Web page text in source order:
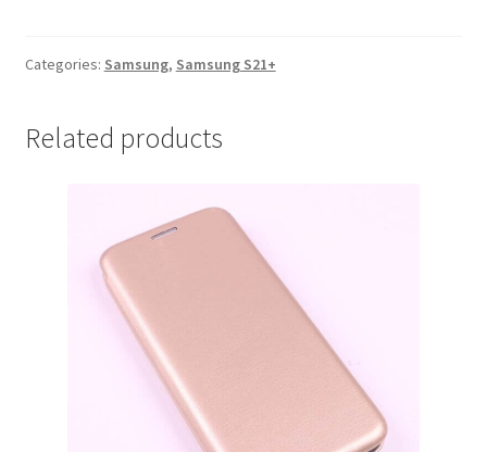
S21+
Categories: Samsung, Samsung S21+
Related products